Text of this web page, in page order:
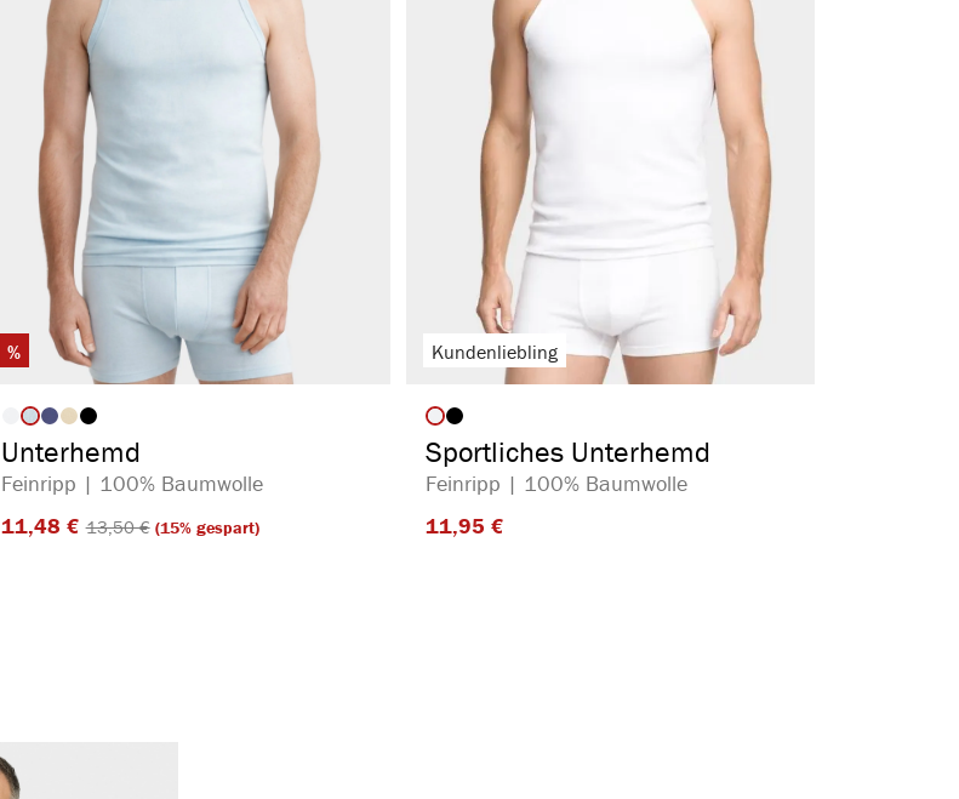
%
Artikelfarbe
Unterhemd
Feinripp | 100% Baumwolle
11,48 €​ 13,50 €​(15% gespart)
Kundenliebling
Artikelfarbe
Sportliches Unterhemd
Feinripp | 100% Baumwolle
11,95 €​